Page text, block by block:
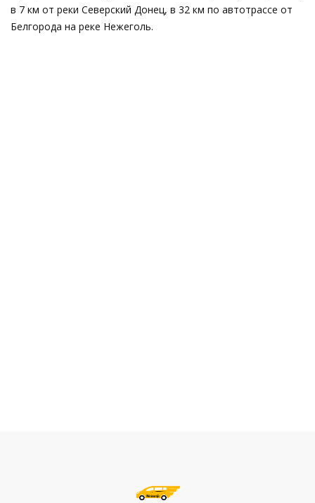
в 7 км от реки Северский Донец, в 32 км по автотрассе от
Белгорода на реке Нежеголь.